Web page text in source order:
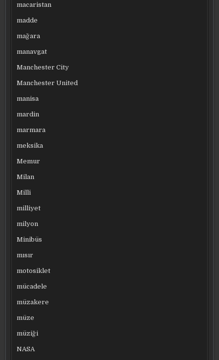
macaristan
madde
mağara
manavgat
Manchester City
Manchester United
manisa
mardin
marmara
meksika
Memur
Milan
Milli
milliyet
milyon
Minibüs
mısır
motosiklet
mücadele
müzakere
müze
müziği
NASA